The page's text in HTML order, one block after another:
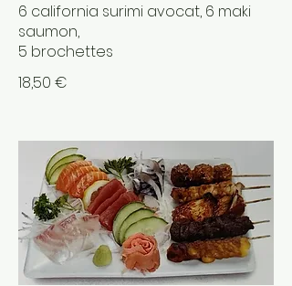
6 california surimi avocat, 6 maki
saumon,
5 brochettes
18,50 €